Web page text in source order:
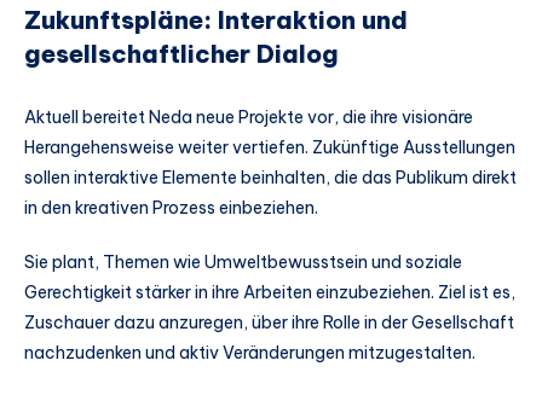
Zukunftspläne: Interaktion und
gesellschaftlicher Dialog
Aktuell bereitet Neda neue Projekte vor, die ihre visionäre
Herangehensweise weiter vertiefen. Zukünftige Ausstellungen
sollen interaktive Elemente beinhalten, die das Publikum direkt
in den kreativen Prozess einbeziehen.
Sie plant, Themen wie Umweltbewusstsein und soziale
Gerechtigkeit stärker in ihre Arbeiten einzubeziehen. Ziel ist es,
Zuschauer dazu anzuregen, über ihre Rolle in der Gesellschaft
nachzudenken und aktiv Veränderungen mitzugestalten.